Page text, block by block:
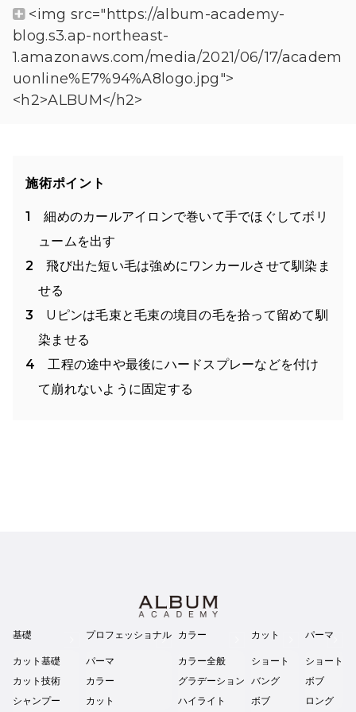
<img src="https://album-academy-
blog.s3.ap-northeast-
1.amazonaws.com/media/2021/06/17/academ
uonline%E7%94%A8logo.jpg">
<h2>ALBUM</h2>
施術ポイント
細めのカールアイロンで巻いて手でほぐしてボリ
ュームを出す
飛び出た短い毛は強めにワンカールさせて馴染ま
せる
Uピンは毛束と毛束の境目の毛を拾って留めて馴
染ませる
工程の途中や最後にハードスプレーなどを付け
て崩れないように固定する
基礎
カット基礎
カット技術
シャンプー
プロフェッショナル
パーマ
カラー
カット
カラー
カラー全般
グラデーション
ハイライト
カット
ショート
バング
ボブ
パーマ
ショート
ボブ
ロング